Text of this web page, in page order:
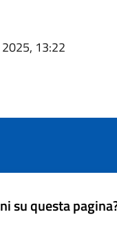
13:22
su questa